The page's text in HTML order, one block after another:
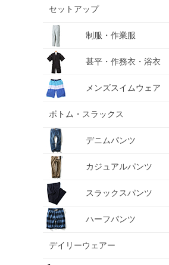
セットアップ
制服・作業服
甚平・作務衣・浴衣
メンズスイムウェア
ボトム・スラックス
デニムパンツ
カジュアルパンツ
スラックスパンツ
ハーフパンツ
デイリーウェアー